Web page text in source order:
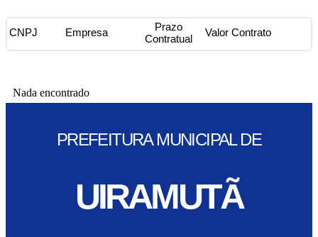
CNPJ Empresa
Prazo
Contratual
Valor Contrato
Nada encontrado
PREFEITURA MUNICIPAL DE
UIRAMUTÃ